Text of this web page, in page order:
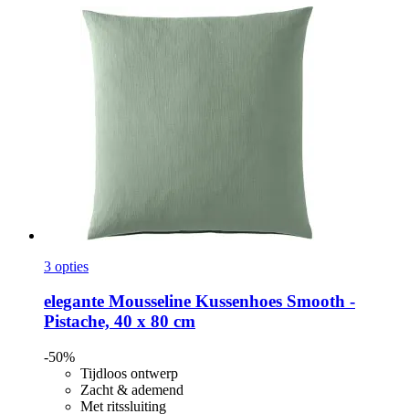
3 opties
elegante Mousseline Kussenhoes Smooth -​
Pistache, 40 x 80 cm
-50%
Tijdloos ontwerp
Zacht & ademend
Met ritssluiting